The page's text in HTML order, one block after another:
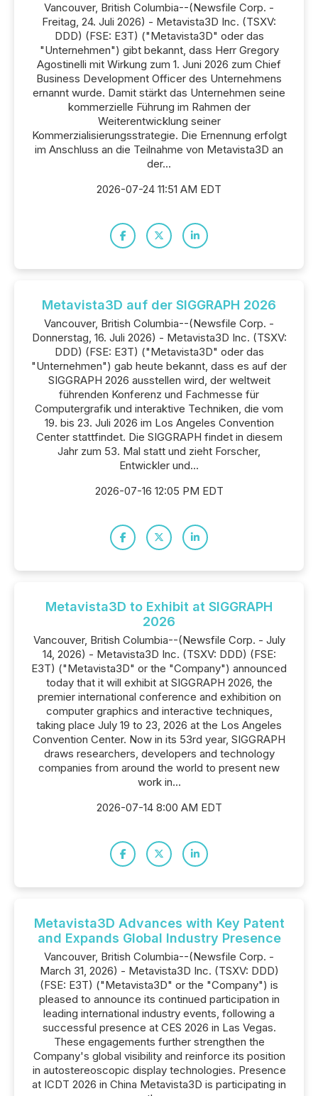
Vancouver, British Columbia--(Newsfile Corp. -
Freitag, 24. Juli 2026) - Metavista3D Inc. (TSXV:
DDD) (FSE: E3T) ("Metavista3D" oder das
"Unternehmen") gibt bekannt, dass Herr Gregory
Agostinelli mit Wirkung zum 1. Juni 2026 zum Chief
Business Development Officer des Unternehmens
ernannt wurde. Damit stärkt das Unternehmen seine
kommerzielle Führung im Rahmen der
Weiterentwicklung seiner
Kommerzialisierungsstrategie. Die Ernennung erfolgt
im Anschluss an die Teilnahme von Metavista3D an
der...
2026-07-24 11:51 AM EDT
Metavista3D auf der SIGGRAPH 2026
Vancouver, British Columbia--(Newsfile Corp. -
Donnerstag, 16. Juli 2026) - Metavista3D Inc. (TSXV:
DDD) (FSE: E3T) ("Metavista3D" oder das
"Unternehmen") gab heute bekannt, dass es auf der
SIGGRAPH 2026 ausstellen wird, der weltweit
führenden Konferenz und Fachmesse für
Computergrafik und interaktive Techniken, die vom
19. bis 23. Juli 2026 im Los Angeles Convention
Center stattfindet. Die SIGGRAPH findet in diesem
Jahr zum 53. Mal statt und zieht Forscher,
Entwickler und...
2026-07-16 12:05 PM EDT
Metavista3D to Exhibit at SIGGRAPH
2026
Vancouver, British Columbia--(Newsfile Corp. - July
14, 2026) - Metavista3D Inc. (TSXV: DDD) (FSE:
E3T) ("Metavista3D" or the "Company") announced
today that it will exhibit at SIGGRAPH 2026, the
premier international conference and exhibition on
computer graphics and interactive techniques,
taking place July 19 to 23, 2026 at the Los Angeles
Convention Center. Now in its 53rd year, SIGGRAPH
draws researchers, developers and technology
companies from around the world to present new
work in...
2026-07-14 8:00 AM EDT
Metavista3D Advances with Key Patent
and Expands Global Industry Presence
Vancouver, British Columbia--(Newsfile Corp. -
March 31, 2026) - Metavista3D Inc. (TSXV: DDD)
(FSE: E3T) ("Metavista3D" or the "Company") is
pleased to announce its continued participation in
leading international industry events, following a
successful presence at CES 2026 in Las Vegas.
These engagements further strengthen the
Company's global visibility and reinforce its position
in autostereoscopic display technologies. Presence
at ICDT 2026 in China Metavista3D is participating in